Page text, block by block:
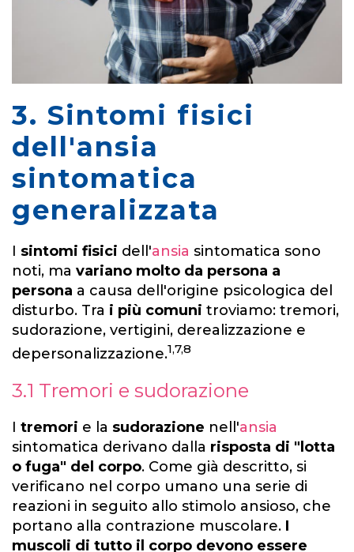
3. Sintomi fisici
dell'ansia
sintomatica
generalizzata
I sintomi fisici dell'ansia sintomatica sono
noti, ma variano molto da persona a
persona a causa dell'origine psicologica del
disturbo. Tra i più comuni troviamo: tremori,
sudorazione, vertigini, derealizzazione e
depersonalizzazione.1,7,8
3.1 Tremori e sudorazione
I tremori e la sudorazione nell'ansia
sintomatica derivano dalla risposta di "lotta
o fuga" del corpo. Come già descritto, si
verificano nel corpo umano una serie di
reazioni in seguito allo stimolo ansioso, che
portano alla contrazione muscolare. I
muscoli di tutto il corpo devono essere